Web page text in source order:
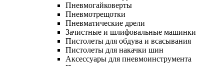
Пневмогайковерты
Пневмотрещотки
Пневматические дрели
Зачистные и шлифовальные машинки
Пистолеты для обдува и всасывания
Пистолеты для накачки шин
Аксессуары для пневмоинструмента